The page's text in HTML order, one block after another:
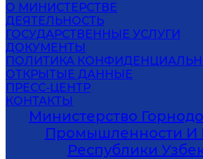
О МИНИСТЕРСТВЕ
ДЕЯТЕЛЬНОСТЬ
ГОСУДАРСТВЕННЫЕ УСЛУГИ
ДОКУМЕНТЫ
ПОЛИТИКА
ОТКРЫТЫЕ ДАННЫЕ
ПРЕСС-ЦЕНТР
КОНТАКТЫ
Министерство
Промышленности И
Республики